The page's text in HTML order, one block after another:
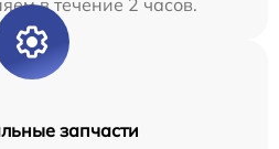
запчасти